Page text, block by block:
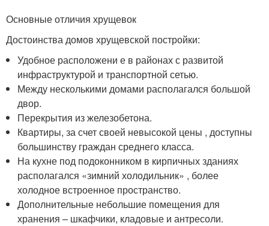
Основные отличия хрущевок
Достоинства домов хрущевской постройки:
Удобное расположени е в районах с развитой
инфраструктурой и транспортной сетью.
Между несколькими домами располагался большой
двор.
Перекрытия из железобетона.
Квартиры, за счет своей невысокой цены , доступны
большинству граждан среднего класса.
На кухне под подоконником в кирпичных зданиях
располагался «зимний холодильник» , более
холодное встроенное пространство.
Дополнительные небольшие помещения для
хранения – шкафчики, кладовые и антресоли.